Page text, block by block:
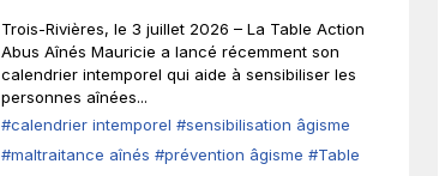
Trois-Rivières, le 3 juillet 2026 – La Table Action
Abus Aînés Mauricie a lancé récemment son
calendrier intemporel qui aide à sensibiliser les
personnes aînées...
#calendrier intemporel #sensibilisation âgisme
#maltraitance aînés #prévention âgisme #Table